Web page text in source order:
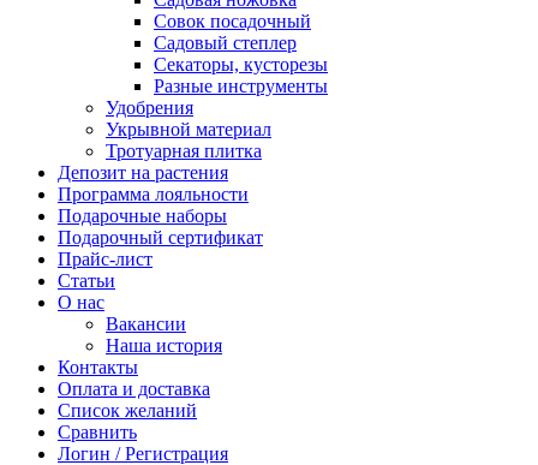
Совок посадочный
Садовый степлер
Секаторы, кусторезы
Разные инструменты
Удобрения
Укрывной материал
Тротуарная плитка
Депозит на растения
Программа лояльности
Подарочные наборы
Подарочный сертификат
Прайс-лист
Статьи
О нас
Вакансии
Наша история
Контакты
Оплата и доставка
Список желаний
Сравнить
Логин / Регистрация